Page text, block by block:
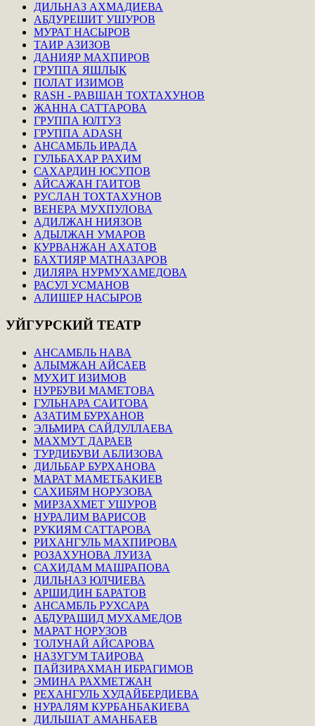
ДИЛЬНАЗ АХМАДИЕВА
АБДУРЕШИТ УШУРОВ
МУРАТ НАСЫРОВ
ТАИР АЗИЗОВ
ДАНИЯР МАХПИРОВ
ГРУППА ЯШЛЫК
ПОЛАТ ИЗИМОВ
RASH - РАВШАН ТОХТАХУНОВ
ЖАННА САТТАРОВА
ГРУППА ЮЛТУЗ
ГРУППА ADASH
АНСАМБЛЬ ИРАДА
ГУЛЬБАХАР РАХИМ
САХАРДИН ЮСУПОВ
АЙСАЖАН ГАИТОВ
РУСЛАН ТОХТАХУНОВ
ВЕНЕРА МУХПУЛОВА
АДИЛЖАН НИЯЗОВ
АДЫЛЖАН УМАРОВ
КУРВАНЖАН АХАТОВ
БАХТИЯР МАТНАЗАРОВ
ДИЛЯРА НУРМУХАМЕДОВА
РАСУЛ УСМАНОВ
АЛИШЕР НАСЫРОВ
УЙГУРСКИЙ ТЕАТР
АНСАМБЛЬ НАВА
АЛЫМЖАН АЙСАЕВ
МУХИТ ИЗИМОВ
НУРБУВИ МАМЕТОВА
ГУЛЬНАРА САИТОВА
АЗАТИМ БУРХАНОВ
ЭЛЬМИРА САЙДУЛЛАЕВА
МАХМУТ ДАРАЕВ
ТУРДИБУВИ АБЛИЗОВА
ДИЛЬБАР БУРХАНОВА
МАРАТ МАМЕТБАКИЕВ
САХИБЯМ НОРУЗОВА
МИРЗАХМЕТ УШУРОВ
НУРАЛИМ ВАРИСОВ
РУКИЯМ САТТАРОВА
РИХАНГУЛЬ МАХПИРОВА
РОЗАХУНОВА ЛУИЗА
САХИДАМ МАШРАПОВА
ДИЛЬНАЗ ЮЛЧИЕВА
АРШИДИН БАРАТОВ
АНСАМБЛЬ РУХСАРА
АБДУРАШИД МУХАМЕДОВ
МАРАТ НОРУЗОВ
ТОЛУНАЙ АЙСАРОВА
НАЗУГУМ ТАИРОВА
ПАЙЗИРАХМАН ИБРАГИМОВ
ЭМИНА РАХМЕТЖАН
РЕХАНГУЛЬ ХУДАЙБЕРДИЕВА
НУРАЛЯМ КУРБАНБАКИЕВА
ДИЛЬШАТ АМАНБАЕВ